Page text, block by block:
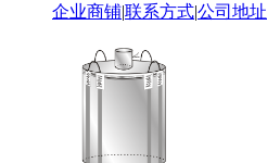
企业商铺|联系方式|公司地址